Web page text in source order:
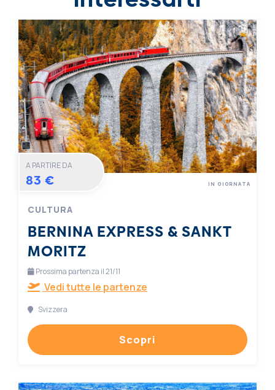
A PARTIRE DA
83 €
CULTURA
BERNINA EXPRESS & SANKT
MORITZ
IN GIORNATA
Prossima partenza il 21/11
Vedi tutte le partenze
Svizzera
Scopri